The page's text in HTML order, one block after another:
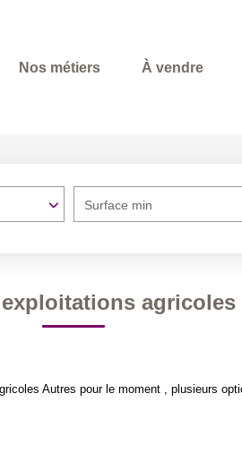
Nos métiers À vendre
Surface min
agricoles
Autres pour le moment , plusieurs